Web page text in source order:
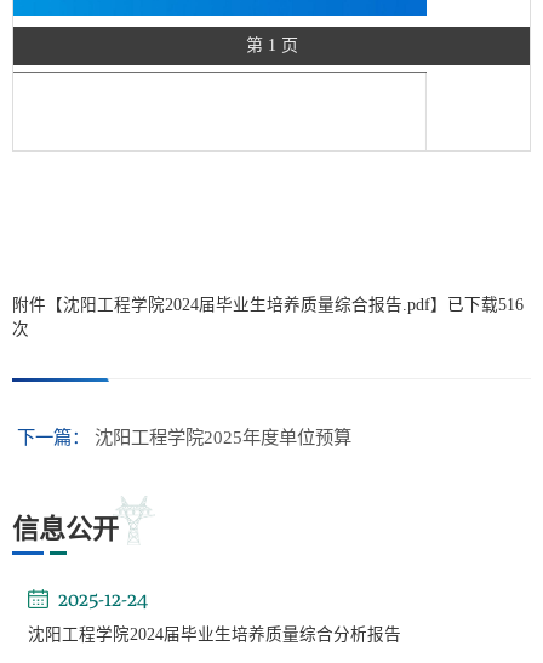
第 1 页
附件【沈阳工程学院2024届毕业生培养质量综合报告.pdf】已下载516
次
下一篇： 沈阳工程学院2025年度单位预算
信息公开
2025-12-24
沈阳工程学院2024届毕业生培养质量综合分析报告